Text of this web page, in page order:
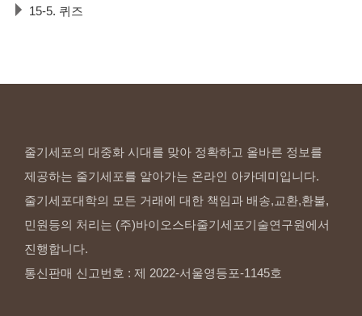
15-5. 퀴즈
줄기세포의 대중화 시대를 맞아 정확하고 올바른 정보를
제공하는 줄기세포를 알아가는 온라인 아카데미입니다.
줄기세포대학의 모든 거래에 대한 책임과 배송,교환,환불,
민원등의 처리는 (주)바이오스타줄기세포기술연구원에서
진행합니다.
통신판매 신고번호 : 제 2022-서울영등포-1145호